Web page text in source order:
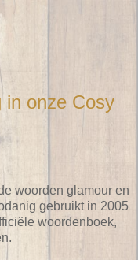
in onze Cosy
woorden glamour en
gebruikt in 2005
woordenboek,